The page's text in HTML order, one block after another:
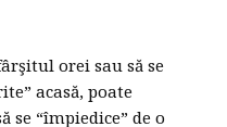
orei sau să se
acasă, poate
se “împiedice” de o